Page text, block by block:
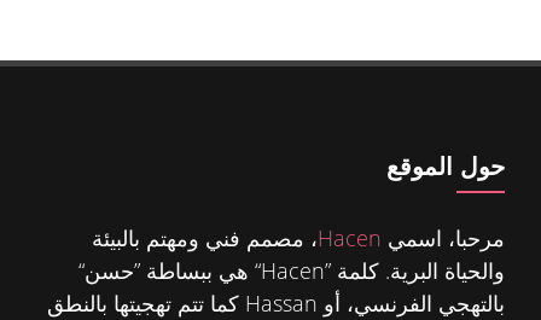
حول الموقع
مرحبا، اسمي Hacen، مصمم فني ومهتم بالبيئة
والحياة البرية. كلمة ”Hacen“ هي ببساطة ”حسن“
بالتهجي الفرنسي، أو Hassan كما تتم تهجيتها بالنطق